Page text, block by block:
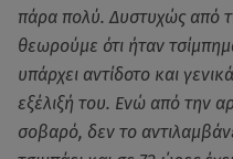
πάρα πολύ. Δυστυχώς από
θεωρούμε ότι ήταν
υπάρχει αντίδοτο και
εξέλιξή του. Ενώ από την
σοβαρό, δεν το